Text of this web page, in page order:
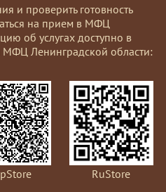
и проверить готовность
на прием в МФЦ
об услугах доступно в
Ленинградской области:
RuStore